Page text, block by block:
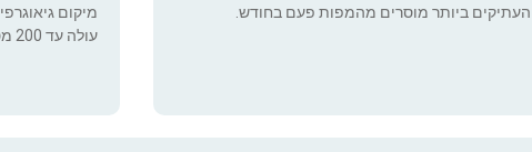
העתיקים ביותר מוסרים מהמפות פעם בחודש.
מיקום גיאוגרפי
עולה עד 200 מטר.